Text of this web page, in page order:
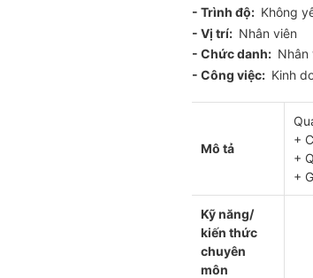
- Trình độ: Không
- Vị trí: Nhân viên
- Chức danh: Nhân
- Công việc: Kinh
Mô tả
+
+
+
Kỹ năng/
kiến thức
chuyên
môn